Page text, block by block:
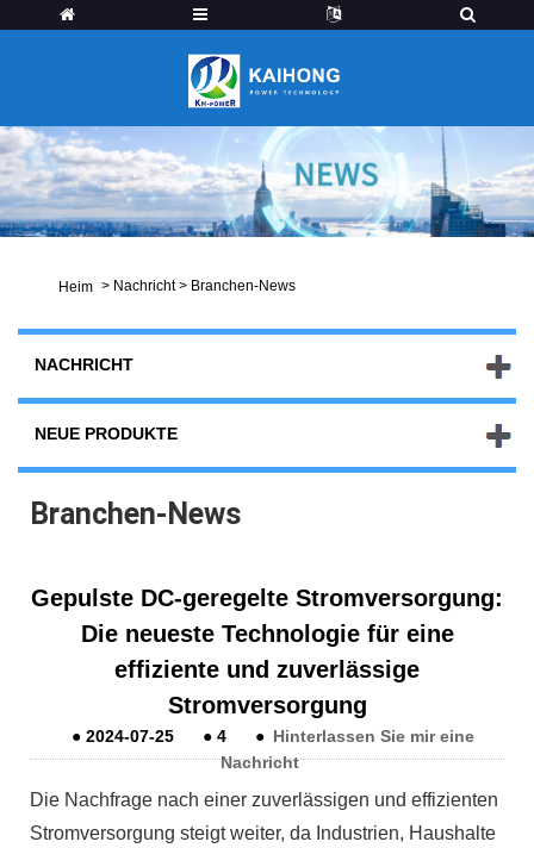
Heim > Nachricht > Branchen-News
NACHRICHT
NEUE PRODUKTE
Branchen-News
Gepulste DC-geregelte Stromversorgung:
Die neueste Technologie für eine
effiziente und zuverlässige
Stromversorgung
● 2024-07-25 ● 4 ● Hinterlassen Sie mir eine
Nachricht
Die Nachfrage nach einer zuverlässigen und effizienten
Stromversorgung steigt weiter, da Industrien, Haushalte